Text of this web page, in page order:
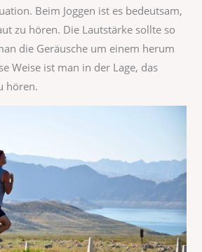
Beim Joggen ist es bedeutsam,
zu hören. Die Lautstärke sollte so
die Geräusche um einem herum
Weise ist man in der Lage, das
hören.